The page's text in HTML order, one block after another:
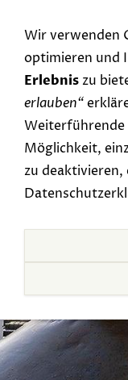
Wir verwenden
optimieren und
Erlebniszu
erlauben“
Möglichkeit,
zu deaktivieren,